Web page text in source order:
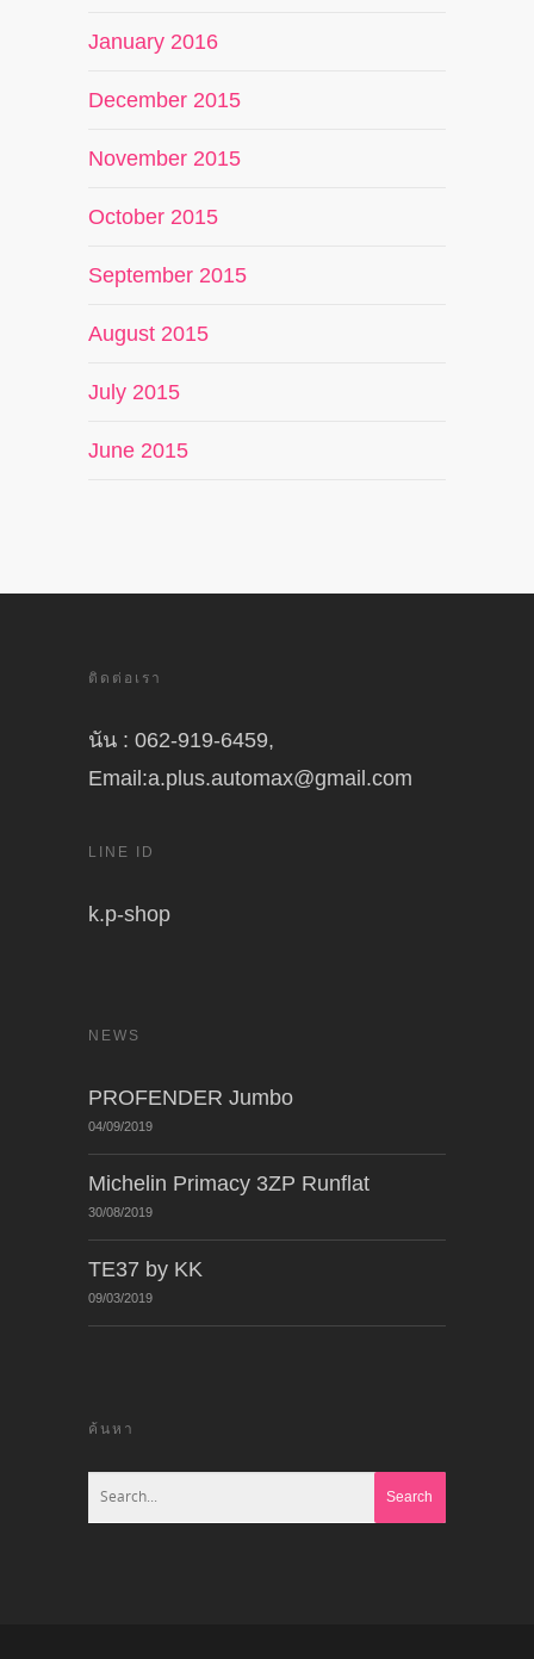
January 2016
December 2015
November 2015
October 2015
September 2015
August 2015
July 2015
June 2015
ติดต่อเรา
นัน : 062-919-6459,
Email:a.plus.automax@gmail.com
LINE ID
k.p-shop
NEWS
PROFENDER Jumbo
04/09/2019
Michelin Primacy 3ZP Runflat
30/08/2019
TE37 by KK
09/03/2019
ค้นหา